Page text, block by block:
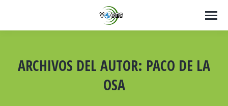
ARCHIVOS DEL AUTOR: PACO DE LA
OSA